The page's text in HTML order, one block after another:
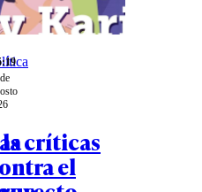
críticas
el